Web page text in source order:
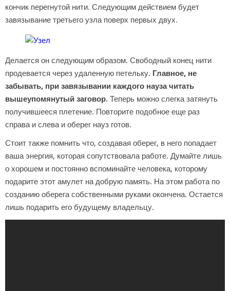
кончик перегнутой нити. Следующим действием будет
завязывание третьего узла поверх первых двух.
Делается он следующим образом. Свободный конец нити
продевается через удаленную петельку. Главное, не
забывать, при завязывании каждого науза читать
вышеупомянутый заговор. Теперь можно слегка затянуть
получившееся плетение. Повторите подобное еще раз
справа и слева и оберег науз готов.
Стоит также помнить что, создавая оберег, в него попадает
ваша энергия, которая сопутствовала работе. Думайте лишь
о хорошем и постоянно вспоминайте человека, которому
подарите этот амулет на добрую память. На этом работа по
созданию оберега собственными руками окончена. Остается
лишь подарить его будущему владельцу.